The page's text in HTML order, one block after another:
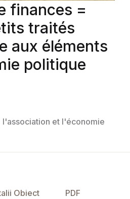
finances =
traités
aux éléments
politique
l'association et l'économie
Obiect PDF